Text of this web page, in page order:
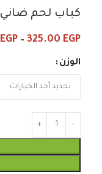
كباب لحم ضاني
325.00 EGP
–
EGP
الوزن